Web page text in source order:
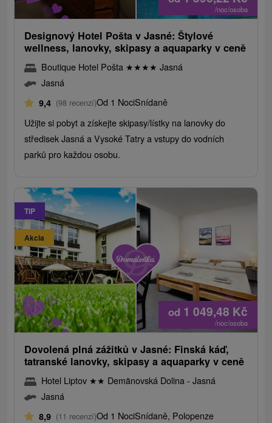
/noc/osoba
Designový Hotel Pošta v Jasné: Štylové
wellness, lanovky, skipasy a aquaparky v ceně
Boutique Hotel Pošta ★★★★ Jasná
Jasná
9,4 (98 recenzí)Od 1 NociSnídaně
Užijte si pobyt a získejte skipasy/lístky na lanovky do
středisek Jasná a Vysoké Tatry a vstupy do vodních
parků pro každou osobu.
TIP
Akcia
od 1 049,48 Kč
/noc/osoba
Dovolená plná zážitků v Jasné: Finská káď,
tatranské lanovky, skipasy a aquaparky v ceně
Hotel Liptov ★★ Demänovská Dolina - Jasná
Jasná
8,9 (11 recenzí)Od 1 NociSnídaně, Polopenze